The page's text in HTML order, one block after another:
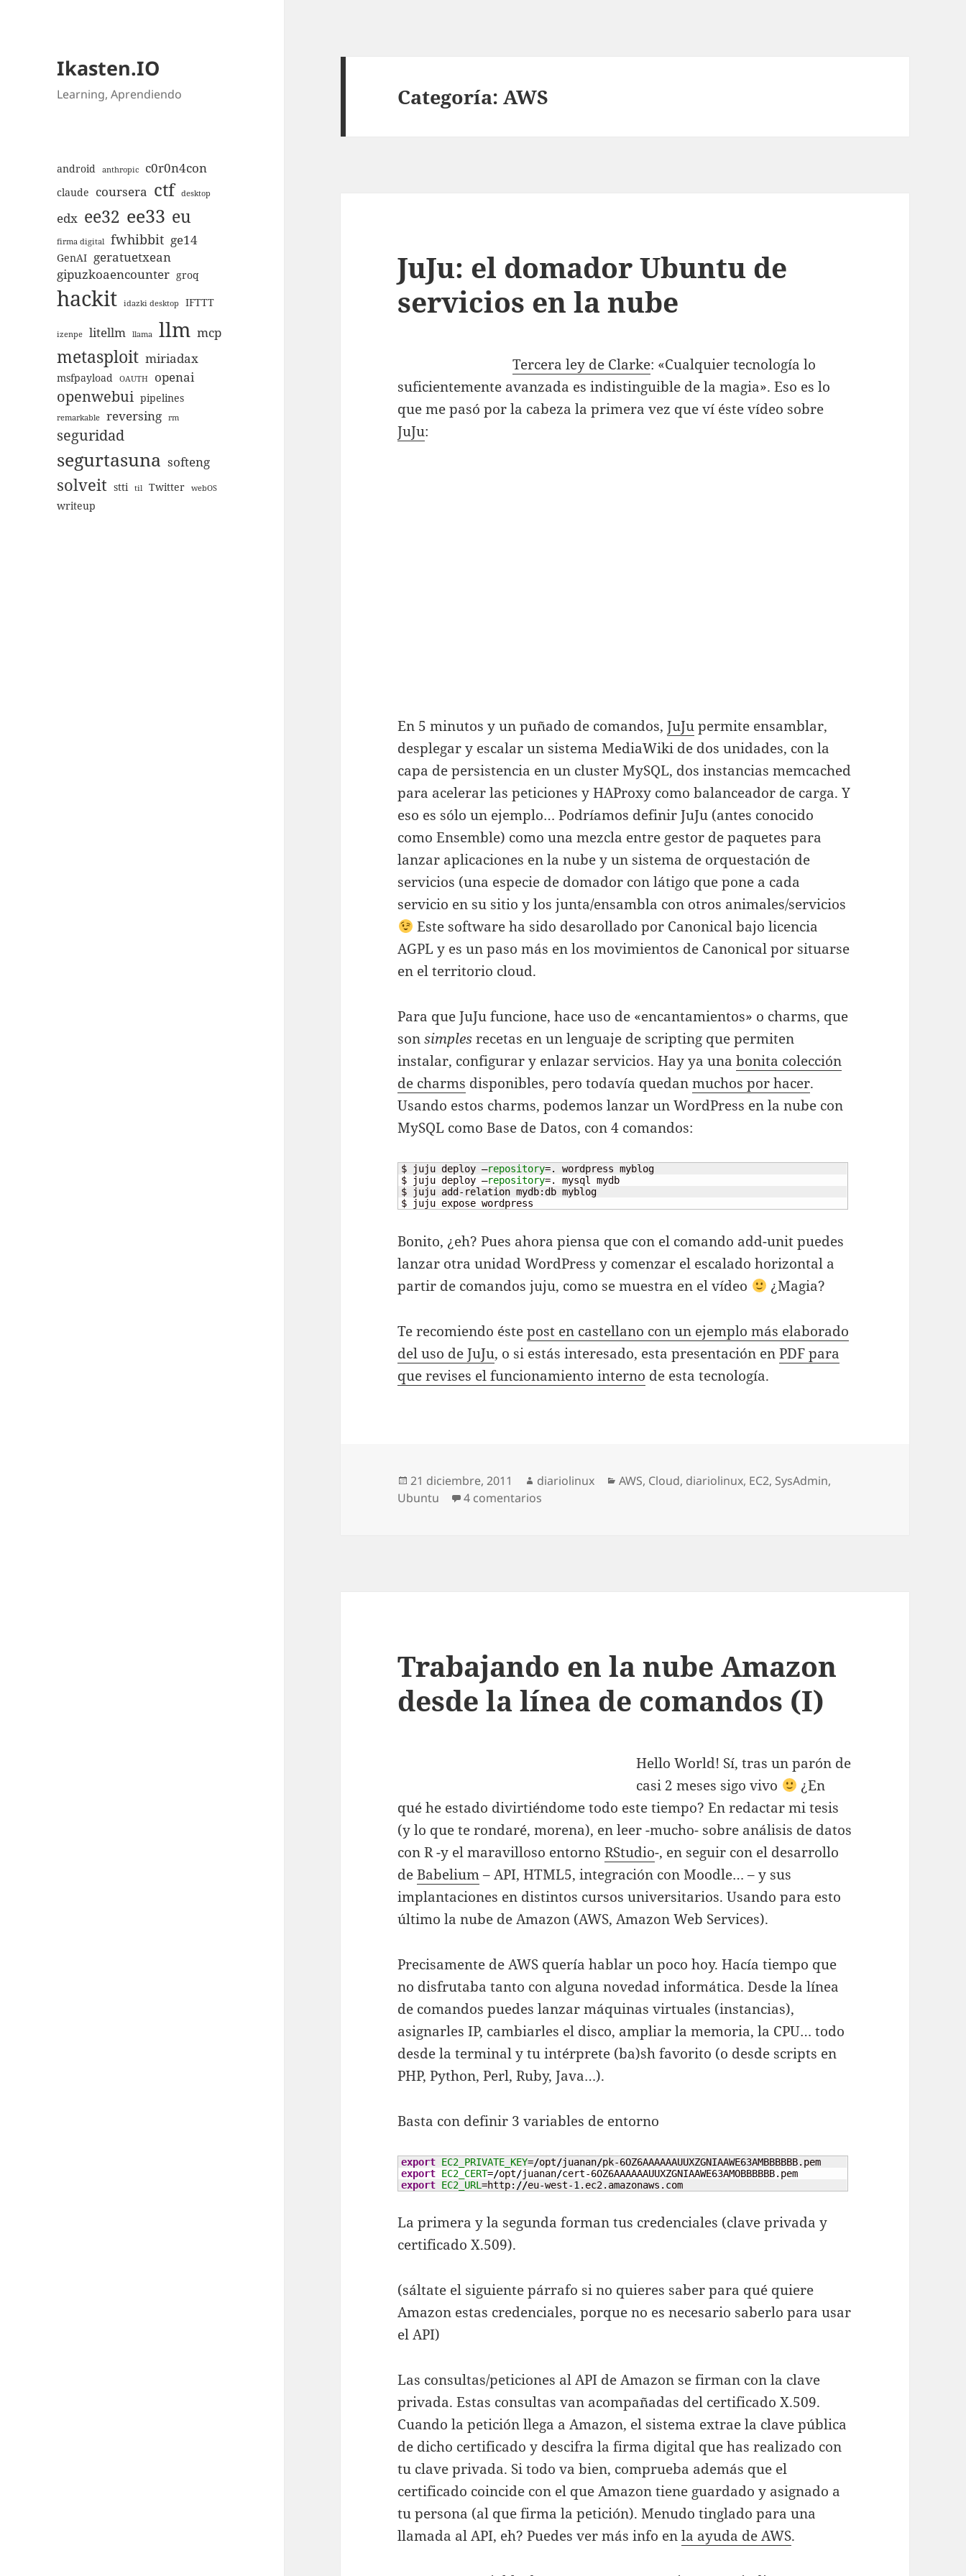
Ikasten.IO
Learning, Aprendiendo
android anthropic c0r0n4con
claude coursera ctf desktop
edx ee32 ee33 eu
firma digital fwhibbit ge14
GenAI geratuetxean
gipuzkoaencounter groq
hackit idazki desktop IFTTT
izenpe litellm llama llm mcp
metasploit miriadax
msfpayload OAUTH openai
openwebui pipelines
remarkable reversing rm
seguridad
segurtasuna softeng
solveit stti til Twitter webOS
writeup
Categoría:AWS
JuJu: el domador Ubuntu de
servicios en la nube
Tercera ley de Clarke: «Cualquier tecnología lo
suficientemente avanzada es indistinguible de la magia». Eso es lo
que me pasó por la cabeza la primera vez que ví éste vídeo sobre
JuJu:
En 5 minutos y un puñado de comandos,JuJupermite ensamblar,
desplegar y escalar un sistema MediaWiki de dos unidades, con la
capa de persistencia en un cluster MySQL, dos instancias memcached
para acelerar las peticiones y HAProxy como balanceador de carga. Y
eso es sólo un ejemplo… Podríamos definir JuJu (antes conocido
como Ensemble) como una mezcla entre gestor de paquetes para
lanzar aplicaciones en la nube y un sistema de orquestación de
servicios (una especie de domador con látigo que pone a cada
servicio en su sitio y los junta/ensambla con otros animales/servicios
Este software ha sido desarollado por Canonical bajo licencia
AGPL y es un paso más en los movimientos de Canonical por situarse
en el territorio cloud.
Para que JuJu funcione, hace uso de «encantamientos» o charms, que
sonsimplesrecetas en un lenguaje de scripting que permiten
instalar, configurar y enlazar servicios. Hay ya unabonita colección
de charms disponibles, pero todavía quedanmuchos por hacer.
Usando estos charms, podemos lanzar un WordPress en la nube con
MySQL como Base de Datos, con 4 comandos:
$ juju deploy –repository=. wordpress myblog
$ juju deploy –repository=. mysql mydb
$ juju add-relation mydb:db myblog
$ juju expose wordpress
Bonito, ¿eh? Pues ahora piensa que con el comando add-unit puedes
lanzar otra unidad WordPress y comenzar el escalado horizontal a
partir de comandos juju, como se muestra en el vídeo
¿Magia?
Te recomiendo éstepost en castellano con un ejemplo más elaborado
del uso de JuJu, o si estás interesado, esta presentación enPDF para
que revises el funcionamiento interno de esta tecnología.
Publicado
el
21 diciembre, 2011 Autor
diariolinux Categorías
AWS, Cloud, diariolinux, EC2, SysAdmin,
Ubuntu
4 comentarios
Trabajando en la nube Amazon
desde la línea de comandos (I)
Hello World! Sí, tras un parón de
casi 2 meses sigo vivo
¿En
qué he estado divirtiéndome todo este tiempo? En redactar mi tesis
(y lo que te rondaré, morena), en leer -mucho- sobre análisis de datos
con R -y el maravilloso entornoRStudio-, en seguir con el desarrollo
deBabelium– API, HTML5, integración con Moodle… – y sus
implantaciones en distintos cursos universitarios. Usando para esto
último la nube de Amazon (AWS, Amazon Web Services).
Precisamente de AWS quería hablar un poco hoy. Hacía tiempo que
no disfrutaba tanto con alguna novedad informática. Desde la línea
de comandos puedes lanzar máquinas virtuales (instancias),
asignarles IP, cambiarles el disco, ampliar la memoria, la CPU… todo
desde la terminal y tu intérprete (ba)sh favorito (o desde scripts en
PHP, Python, Perl, Ruby, Java…).
Basta con definir 3 variables de entorno
export EC2_PRIVATE_KEY=/opt/juanan/
export EC2_CERT=/opt/juanan/
export EC2_URL=http: //eu-west-1 .ec2.amazonaws.com
La primera y la segunda forman tus credenciales (clave privada y
certificado X.509).
(sáltate el siguiente párrafo si no quieres saber para qué quiere
Amazon estas credenciales, porque no es necesario saberlo para usar
el API)
Las consultas/peticiones al API de Amazon se firman con la clave
privada. Estas consultas van acompañadas del certificado X.509.
Cuando la petición llega a Amazon, el sistema extrae la clave pública
de dicho certificado y descifra la firma digital que has realizado con
tu clave privada. Si todo va bien, comprueba además que el
certificado coincide con el que Amazon tiene guardado y asignado a
tu persona (al que firma la petición). Menudo tinglado para una
llamada al API, eh? Puedes ver más info enla ayuda de AWS.